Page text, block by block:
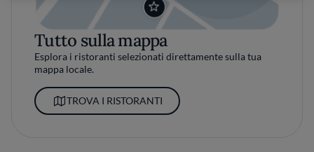
Tutto sulla mappa
Esplora i ristoranti selezionati direttamente sulla tua
mappa locale.
TROVA I RISTORANTI